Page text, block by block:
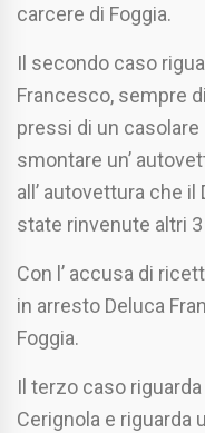
carcere di Foggia.
Il secondo caso
Francesco, sempre
pressi di un casolare
smontare un’
all’ autovettura che
state rinvenute altri
Con l’ accusa di
in arresto Deluca
Foggia.
Il terzo caso
Cerignola e riguarda